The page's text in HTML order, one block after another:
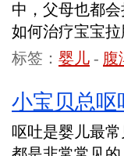
中，父母也都
如何治疗宝宝拉
标签： 婴儿 - 腹
小宝贝总呕
呕吐是婴儿最